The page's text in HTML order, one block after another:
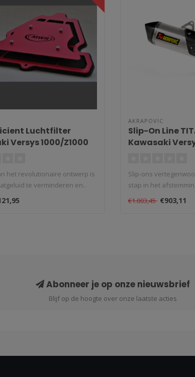
Luchtfilter
Versys 1000/Z1000
het revolutionaire ontwerp is
te verminderen en..
AKRAPOVIC
Slip-On Line
Kawasaki
Slip-ons
stap in het
€1.003,45 €903,11
Abonneer je op onze nieuwsbrief
Blijf op de hoogte over onze laatste acties